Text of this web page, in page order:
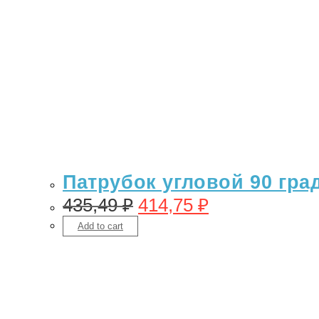
Патрубок угловой 90
435,49₽ 414,75 ₽
Add to cart